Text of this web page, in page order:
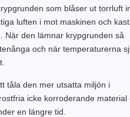
som blåser ut torrluft
luften i mot maskinen och
När den lämnar krypgrunden så
och när temperaturerna
tåla den mer utsatta miljön i
icke korroderande material
en längre tid.